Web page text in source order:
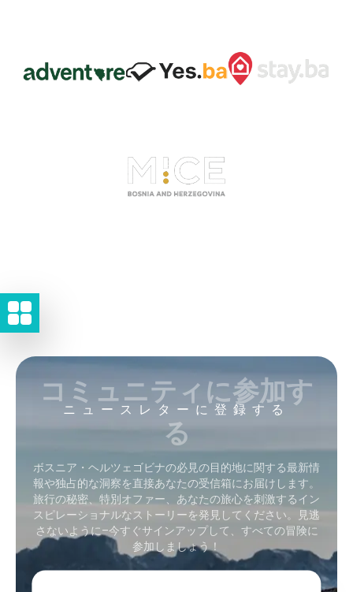
ニュースレターに登録する
コミュニティに参加す
る
ボスニア・ヘルツェゴビナの必見の目的地に関する最新情
報や独占的な洞察を直接あなたの受信箱にお届けします。
旅行の秘密、特別オファー、あなたの旅心を刺激するイン
スピレーショナルなストーリーを発見してください。見逃
さないように–今すぐサインアップして、すべての冒険に
参加しましょう！